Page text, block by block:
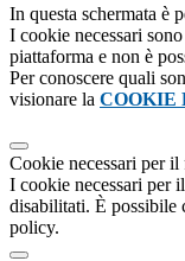
In questa schermata è
I cookie necessari
piattaforma e non è
Per conoscere quali
visionare la COOKIE
Cookie necessari per
I cookie necessari per
disabilitati. È possibile
policy.